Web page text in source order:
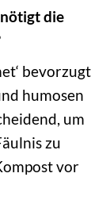
die
bevorzugt
humosen
um
zu
vor